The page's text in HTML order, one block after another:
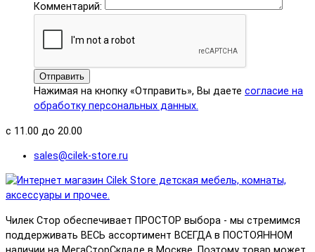
Комментарий:
Отправить
Нажимая на кнопку «Отправить», Вы даете согласие на
обработку персональных данных.
с 11.00 до 20.00
sales@cilek-store.ru
Чилек Стор обеспечивает ПРОСТОР выбора - мы стремимся
поддерживать ВЕСЬ ассортимент ВСЕГДА в ПОСТОЯННОМ